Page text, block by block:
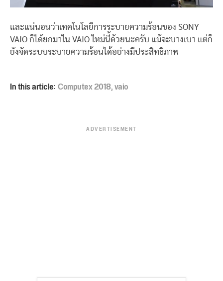
และแน่นอนว่าเทคโนโลยีการระบายความร้อนของ SONY
VAIO ก็ได้ยกมาใน VAIO ใหม่นี้ด้วยนะครับ แม้จะบางเบา แต่ก็
ยังจัดระบบระบายความร้อนได้อย่างมีประสิทธิภาพ
In this article:Computex 2018,vaio
ADVERTISEMENT